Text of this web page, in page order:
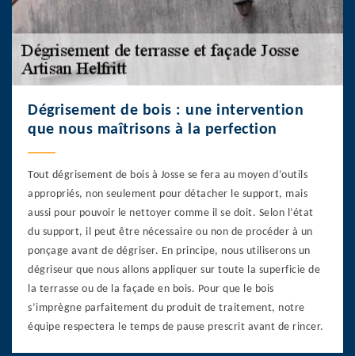
Dégrisement de bois : une intervention
que nous maîtrisons à la perfection
Tout dégrisement de bois à Josse se fera au moyen d’outils
appropriés, non seulement pour détacher le support, mais
aussi pour pouvoir le nettoyer comme il se doit. Selon l’état
du support, il peut être nécessaire ou non de procéder à un
ponçage avant de dégriser. En principe, nous utiliserons un
dégriseur que nous allons appliquer sur toute la superficie de
la terrasse ou de la façade en bois. Pour que le bois
s’imprègne parfaitement du produit de traitement, notre
équipe respectera le temps de pause prescrit avant de rincer.